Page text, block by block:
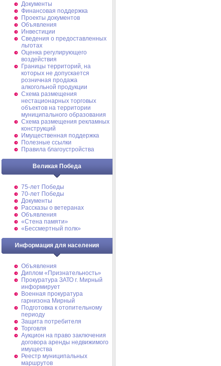
Документы
Финансовая поддержка
Проекты документов
Объявления
Инвестиции
Сведения о предоставленных
льготах
Оценка регулирующего
воздействия
Границы территорий, на
которых не допускается
розничная продажа
алкогольной продукции
Схема размещения
нестационарных торговых
объектов на территории
муниципального образования
Схема размещения рекламных
конструкций
Имущественная поддержка
Полезные ссылки
Правила благоустройства
Великая Победа
75-лет Победы
70-лет Победы
Документы
Рассказы о ветеранах
Объявления
«Стена памяти»
«Бессмертный полк»
Информация для населения
Объявления
Диплом «Признательность»
Прокуратура ЗАТО г. Мирный
информирует
Военная прокуратура
гарнизона Мирный
Подготовка к отопительному
периоду
Защита потребителя
Торговля
Аукцион на право заключения
договора аренды недвижимого
имущества
Реестр муниципальных
маршрутов